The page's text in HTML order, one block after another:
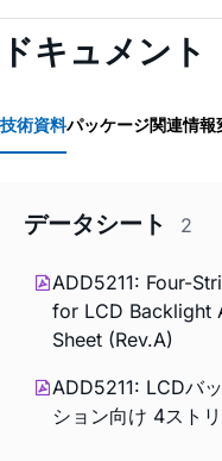
ドキュメント
技術資料パッケージ関連情報
データシート 2
ADD5211: Four-
for LCD Backlight
Sheet (Rev.A)
ADD5211: LCDバ
ション向け 4スト